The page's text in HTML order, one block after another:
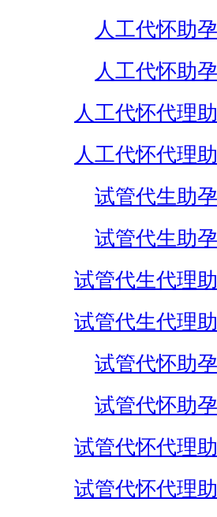
人工代怀助
人工代怀助
人工代怀代理
人工代怀代理
试管代生助
试管代生助
试管代生代理
试管代生代理
试管代怀助
试管代怀助
试管代怀代理
试管代怀代理